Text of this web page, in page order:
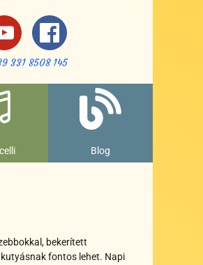
331 8508 145
Blog
bekerített
kutyásnak fontos lehet. Napi